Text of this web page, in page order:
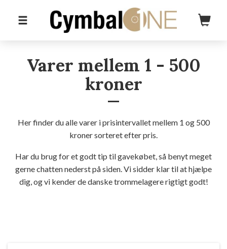
Varer mellem 1 - 500
kroner
Her finder du alle varer i prisintervallet mellem 1 og 500
kroner sorteret efter pris.
Har du brug for et godt tip til gavekøbet, så benyt meget
gerne chatten nederst på siden. Vi sidder klar til at hjælpe
dig, og vi kender de danske trommelagere rigtigt godt!